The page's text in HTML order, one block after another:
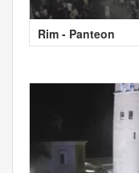
Rim - Panteon